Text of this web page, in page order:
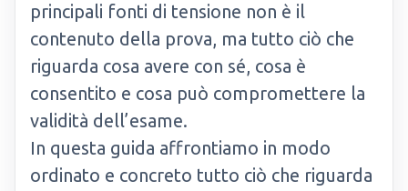
principali fonti di tensione non è il
contenuto della prova, ma tutto ciò che
riguarda cosa avere con sé, cosa è
consentito e cosa può compromettere la
validità dell’esame.
In questa guida affrontiamo in modo
ordinato e concreto tutto ciò che riguarda